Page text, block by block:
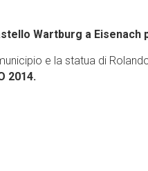
Wartburg a Eisenach
e la statua di
2014.